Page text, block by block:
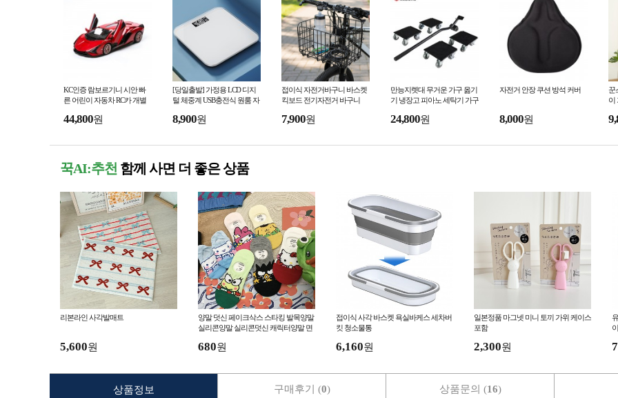
KC인증 람보르기니 시안 빠
른 어린이 자동차 RC카 개별
44,800원
[당일출발] 가정용 LCD 디지
털 체중계 USB충전식 원룸 자
8,900원
접이식 자전거바구니 바스켓
킥보드 전기자전거 바구니
7,900원
만능지렛대 무거운 가구 옮기
기 냉장고 피아노 세탁기 가구
24,800원
자전거 안장 쿠션 방석 커버
8,000원
꾼
이
꾹AI:추천 함께 사면 더 좋은 상품
리본라인 사각발매트
5,600원
양말 덧신 페이크삭스 스타킹 발목양말
실리콘양말 실리콘덧신 캐릭터양말 면
680원
접이식 사각 바스켓 욕실바케스 세차버
킷 청소물통
6,160원
일본정품 마그넷 미니 토끼 가위 케이스
포함
2,300원
상품정보 구매후기 (0) 상품문의 (16)